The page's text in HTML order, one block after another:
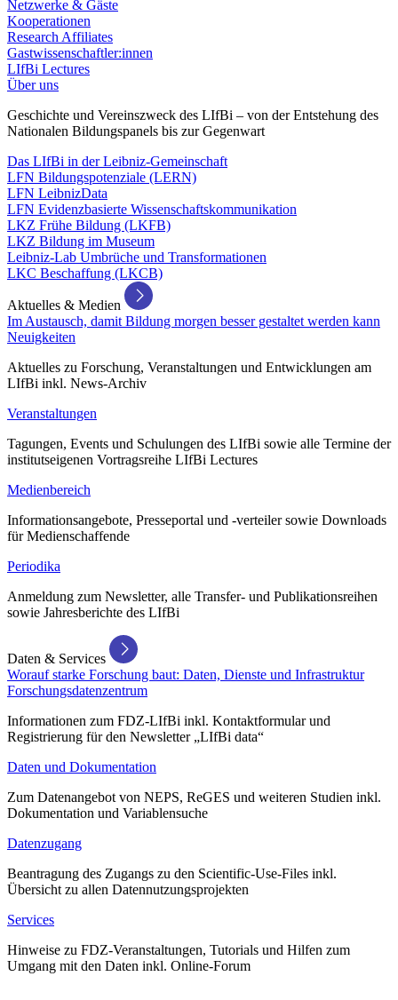
Netzwerke & Gäste
Kooperationen
Research Affiliates
Gastwissenschaftler:innen
LIfBi Lectures
Über uns
Geschichte und Vereinszweck des LIfBi – von der Entstehung des
Nationalen Bildungspanels bis zur Gegenwart
Das LIfBi in der Leibniz-Gemeinschaft
LFN Bildungspotenziale (LERN)
LFN LeibnizData
LFN Evidenzbasierte Wissenschaftskommunikation
LKZ Frühe Bildung (LKFB)
LKZ Bildung im Museum
Leibniz-Lab Umbrüche und Transformationen
LKC Beschaffung (LKCB)
Aktuelles & Medien
Im Austausch, damit Bildung morgen besser gestaltet werden kann
Neuigkeiten
Aktuelles zu Forschung, Veranstaltungen und Entwicklungen am
LIfBi inkl. News-Archiv
Veranstaltungen
Tagungen, Events und Schulungen des LIfBi sowie alle Termine der
institutseigenen Vortragsreihe LIfBi Lectures
Medienbereich
Informationsangebote, Presseportal und -verteiler sowie Downloads
für Medienschaffende
Periodika
Anmeldung zum Newsletter, alle Transfer- und Publikationsreihen
sowie Jahresberichte des LIfBi
Daten & Services
Worauf starke Forschung baut: Daten, Dienste und Infrastruktur
Forschungsdatenzentrum
Informationen zum FDZ-LIfBi inkl. Kontaktformular und
Registrierung für den Newsletter „LIfBi data“
Daten und Dokumentation
Zum Datenangebot von NEPS, ReGES und weiteren Studien inkl.
Dokumentation und Variablensuche
Datenzugang
Beantragung des Zugangs zu den Scientific-Use-Files inkl.
Übersicht zu allen Datennutzungsprojekten
Services
Hinweise zu FDZ-Veranstaltungen, Tutorials und Hilfen zum
Umgang mit den Daten inkl. Online-Forum